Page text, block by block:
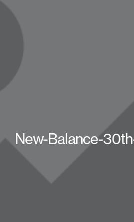
New-Balance-